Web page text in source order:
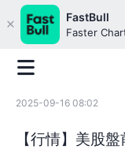
FastBull
Faster
2025-09-16 08:02
【行情】美股